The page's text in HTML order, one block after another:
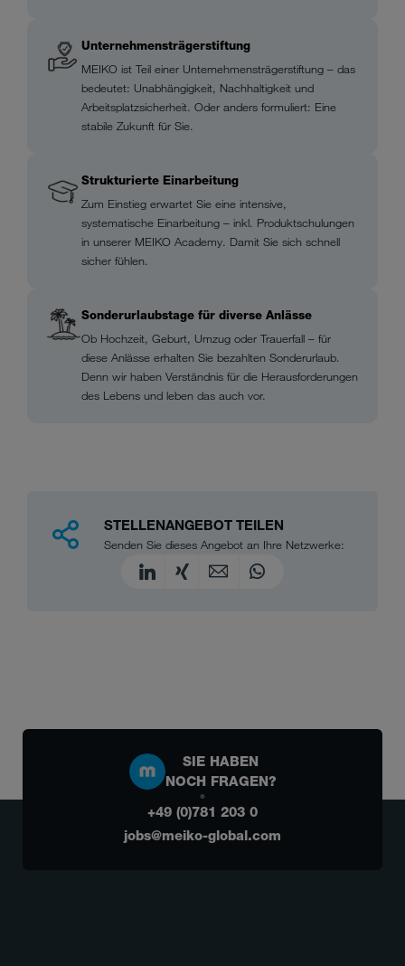
Unternehmensträgerstiftung
MEIKO ist Teil einer Unternehmensträgerstiftung – das
bedeutet: Unabhängigkeit, Nachhaltigkeit und
Arbeitsplatzsicherheit. Oder anders formuliert: Eine
stabile Zukunft für Sie.
Strukturierte Einarbeitung
Zum Einstieg erwartet Sie eine intensive,
systematische Einarbeitung – inkl. Produktschulungen
in unserer MEIKO Academy. Damit Sie sich schnell
sicher fühlen.
Sonderurlaubstage für diverse Anlässe
Ob Hochzeit, Geburt, Umzug oder Trauerfall – für
diese Anlässe erhalten Sie bezahlten Sonderurlaub.
Denn wir haben Verständnis für die Herausforderungen
des Lebens und leben das auch vor.
STELLENANGEBOT TEILEN
Senden Sie dieses Angebot an Ihre Netzwerke:
SIE HABEN
NOCH FRAGEN?
+49 (0)781 203 0
jobs@meiko-global.com